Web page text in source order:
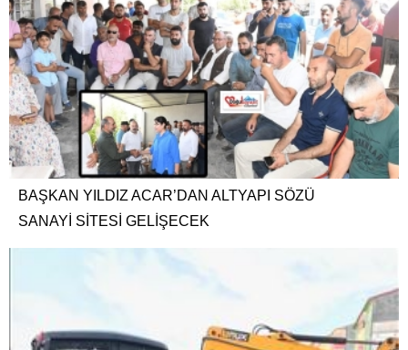
BAŞKAN YILDIZ ACAR’DAN ALTYAPI SÖZÜ
SANAYİ SİTESİ GELİŞECEK